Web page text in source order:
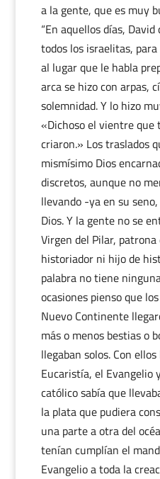
a la gente, que es muy
“En aquellos días,
todos los israelitas,
al lugar que le habla
arca se hizo con arpas,
solemnidad. Y lo hizo
«Dichoso el vientre que
criaron.» Los traslados
mismísimo Dios
discretos, aunque no
llevando -ya en su
Dios. Y la gente no se
Virgen del Pilar,
historiador ni hijo de
palabra no tiene
ocasiones pienso que
Nuevo Continente
más o menos bestias o
llegaban solos. Con
Eucaristía, el Evangelio
católico sabía que
la plata que pudiera
una parte a otra del
tenían cumplían el
Evangelio a toda la